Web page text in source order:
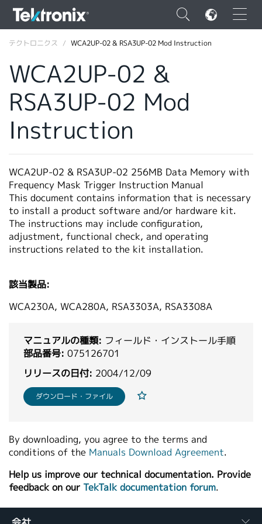
×
ENGLISH
FRANÇAIS
VIỆT NAM
简体中文
日本語
韓国語
テクトロニクス WCA2UP-02 & RSA3UP-02 Mod Instruction
WCA2UP-02 &
RSA3UP-02 Mod
Instruction
WCA2UP-02 & RSA3UP-02 256MB Data Memory with
Frequency Mask Trigger Instruction Manual
This document contains information that is necessary
to install a product software and/or hardware kit.
The instructions may include configuration,
adjustment, functional check, and operating
instructions related to the kit installation.
該当製品:
WCA230A, WCA280A, RSA3303A, RSA3308A
マニュアルの種類: フィールド・インストール手順
部品番号: 075126701
リリースの日付: 2004/12/09
ダウンロード・ファイル
By downloading, you agree to the terms and
conditions of the Manuals Download Agreement.
Help us improve our technical documentation. Provide
feedback on our TekTalk documentation forum.